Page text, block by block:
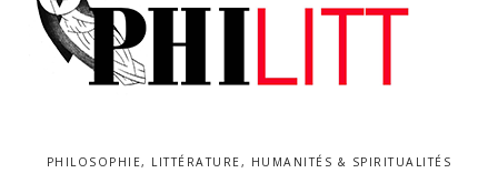
PHILOSOPHIE, LITTÉRATURE, HUMANITÉS & SPIRITUALITÉS